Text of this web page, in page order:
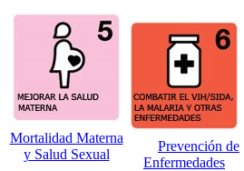
Mortalidad Materna
y Salud Sexual
Prevención de
Enfermedades